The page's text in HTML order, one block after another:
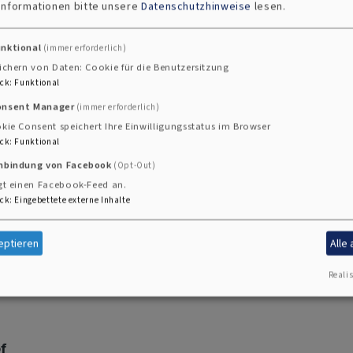
und frisch erleben möchten. An alle, die sich nach
da vielleicht mehr ist – aber noch nicht wissen,
Anfang. Ein offenes Angebot. Eine Einladung,
für dich.
Hof
bitte unsere Datenschutzhinweise lesen.
(immer erforderlich)
von Daten: Cookie für die Benutzersitzung
: Funktional
Manager (immer erforderlich)
Consent speichert Ihre Einwilligungsstatus im Browser
: Funktional
von Facebook (Opt-Out)
einen Facebook-Feed an.
: Eingebettete externe Inhalte
Alle